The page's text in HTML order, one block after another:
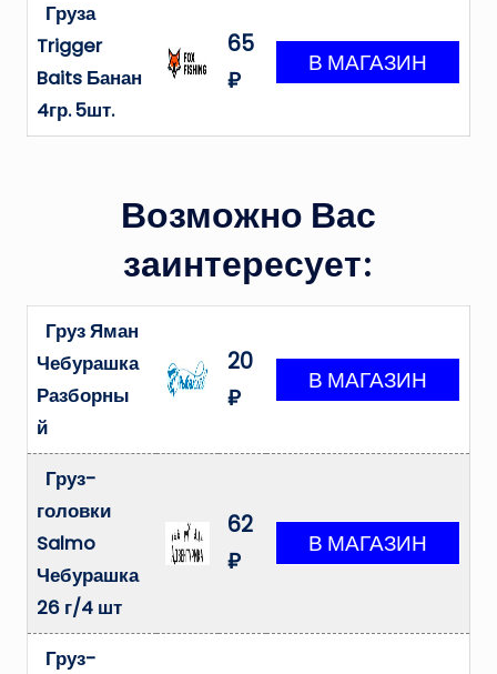
Груза
Trigger
Baits Банан
4гр. 5шт.
65
₽
Возможно Вас
заинтересует:
Груз Яман
Чебурашка
Разборны
й
20
₽
Груз-
головки
Salmo
Чебурашка
26 г/4 шт
62
₽
Груз-